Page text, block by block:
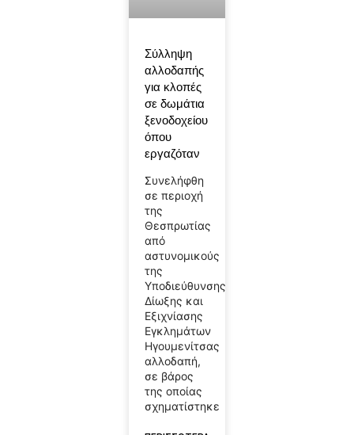
Σύλληψη
αλλοδαπής
για κλοπές
σε δωμάτια
ξενοδοχείου
όπου
εργαζόταν
Συνελήφθη
σε περιοχή
της
Θεσπρωτίας
από
αστυνομικούς
της
Υποδιεύθυνσης
Δίωξης και
Εξιχνίασης
Εγκλημάτων
Ηγουμενίτσας
αλλοδαπή,
σε βάρος
της οποίας
σχηματίστηκε